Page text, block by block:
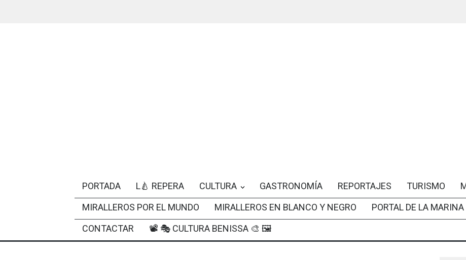
PORTADA L🍐 REPERA CULTURA GASTRONOMÍA REPORTAJES TURISMO
MIRALLEROS POR EL MUNDO
MIRALLEROS EN BLANCO Y NEGRO PORTAL DE LA MARINA
CONTACTAR
📽 🎭 CULTURA BENISSA 🎨 🖼